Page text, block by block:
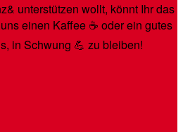
unterstützen wollt, könnt Ihr das
einen Kaffee ☕️ oder ein gutes
in Schwung 💪 zu bleiben!